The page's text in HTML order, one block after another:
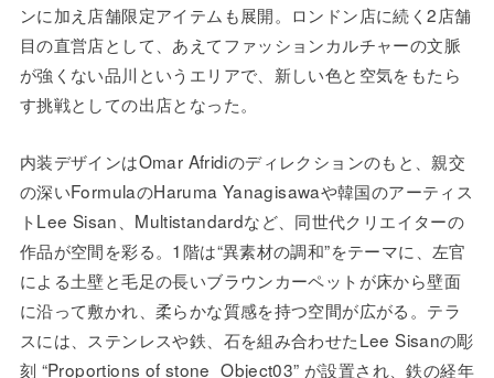
ンに加え店舗限定アイテムも展開。ロンドン店に続く2店舗
目の直営店として、あえてファッションカルチャーの文脈
が強くない品川というエリアで、新しい色と空気をもたら
す挑戦としての出店となった。
内装デザインはOmar Afridiのディレクションのもと、親交
の深いFormulaのHaruma Yanagisawaや韓国のアーティス
トLee Sisan、Multistandardなど、同世代クリエイターの
作品が空間を彩る。1階は“異素材の調和”をテーマに、左官
による土壁と毛足の長いブラウンカーペットが床から壁面
に沿って敷かれ、柔らかな質感を持つ空間が広がる。テラ
スには、ステンレスや鉄、石を組み合わせたLee Sisanの彫
刻 “Proportions of stone_Object03” が設置され、鉄の経年